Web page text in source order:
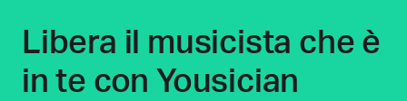
Libera il musicista che è
in te con Yousician